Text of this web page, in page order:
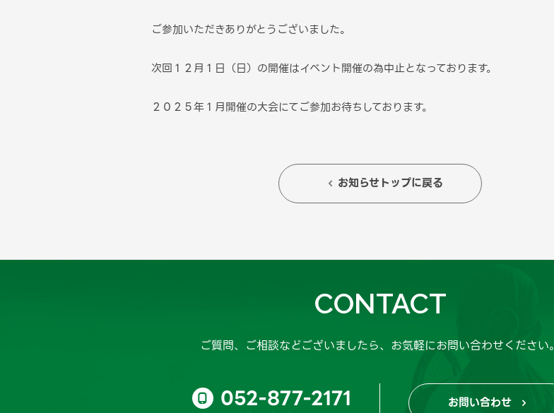
ご参加いただきありがとうございました。
次回１２月１日（日）の開催はイベント開催の為中止となっております。
２０２５年１月開催の大会にてご参加お待ちしております。
 お知らせトップに戻る
CONTACT
ご質問、ご相談などございましたら、 お気軽にお問い合わせください。
 052-877-2171 お問い合わせ 